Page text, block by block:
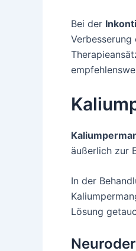
Bei der
äußerlich zur
In der
Lösung